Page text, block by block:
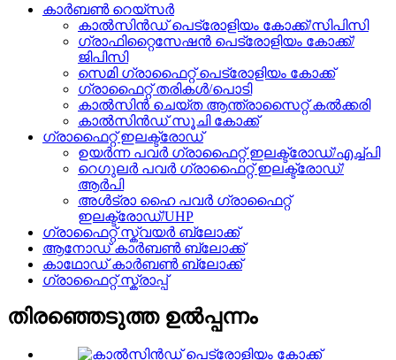
കാർബൺ റെയ്‌സർ
കാൽസിൻഡ് പെട്രോളിയം കോക്ക്/സിപിസി
ഗ്രാഫിറ്റൈസേഷൻ പെട്രോളിയം കോക്ക്/
ജിപിസി
സെമി ഗ്രാഫൈറ്റ് പെട്രോളിയം കോക്ക്
ഗ്രാഫൈറ്റ് തരികൾ/പൊടി
കാൽസിൻ ചെയ്ത ആന്ത്രാസൈറ്റ് കൽക്കരി
കാൽസിൻഡ് സൂചി കോക്ക്
ഗ്രാഫൈറ്റ് ഇലക്ട്രോഡ്
ഉയർന്ന പവർ ഗ്രാഫൈറ്റ് ഇലക്ട്രോഡ്/എച്ച്പി
റെഗുലർ പവർ ഗ്രാഫൈറ്റ് ഇലക്ട്രോഡ്/
ആർപി
അൾട്രാ ഹൈ പവർ ഗ്രാഫൈറ്റ്
ഇലക്ട്രോഡ്/UHP
ഗ്രാഫൈറ്റ് സ്ക്വയർ ബ്ലോക്ക്
ആനോഡ് കാർബൺ ബ്ലോക്ക്
കാഥോഡ് കാർബൺ ബ്ലോക്ക്
ഗ്രാഫൈറ്റ് സ്ക്രാപ്പ്
തിരഞ്ഞെടുത്ത ഉൽപ്പന്നം